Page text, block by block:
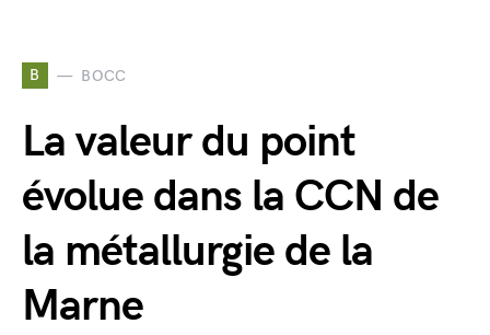
B BOCC
La valeur du point
évolue dans la CCN de
la métallurgie de la
Marne